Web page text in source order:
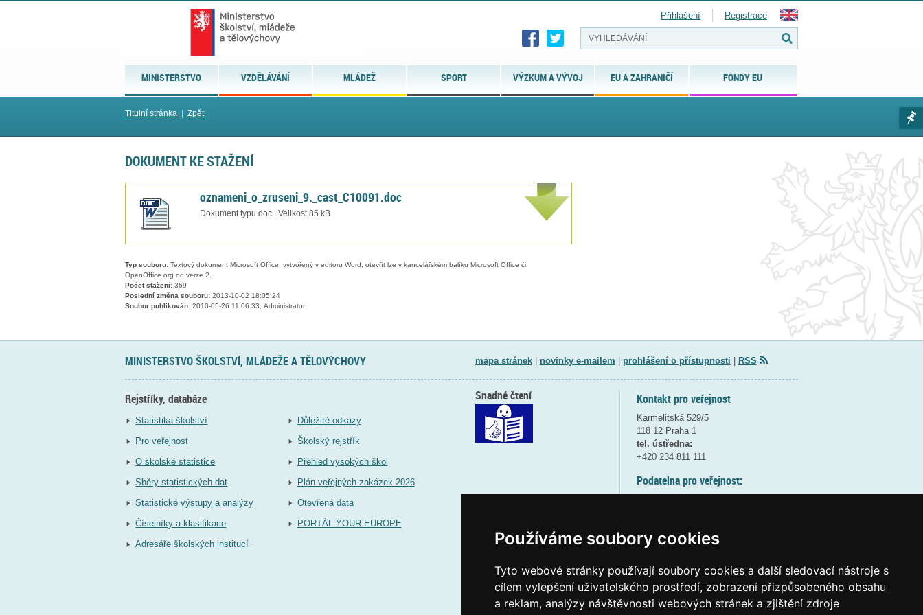
Používáme soubory cookies
Tyto webové stránky používají soubory cookies a další sledovací nástroje s
cílem vylepšení uživatelského prostředí, zobrazení přizpůsobeného obsahu
a reklam, analýzy návštěvnosti webových stránek a zjištění zdroje
MINISTERSTVO VZDĚLÁVÁNÍ MLÁDEŽ SPORT VÝZKUM A VÝVOJ EU A ZAHRANIČÍ FONDY EU
Přihlášení Registrace
Titulní stránka Zpět
DOKUMENT KE STAŽENÍ
oznameni_o_zruseni_9._cast_C10091.doc
Dokument typu doc | Velikost 85 kB
Typ souboru: Textový dokument Microsoft Office, vytvořený v editoru Word, otevřít lze v kancelářském balíku Microsoft Office či
OpenOffice.org od verze 2.
Počet stažení: 369
Poslední změna souboru: 2013-10-02 18:05:24
Soubor publikován: 2010-05-26 11:06:33, Administrator
MINISTERSTVO ŠKOLSTVÍ, MLÁDEŽE A TĚLOVÝCHOVY mapa stránek| novinky e-mailem prohlášení o přístupnosti RSS
Rejstříky, databáze
Statistika školství
Pro veřejnost
O školské statistice
Sběry statistických dat
Statistické výstupy a analýzy
Číselníky a klasifikace
Adresáře školských institucí
Důležité odkazy
Školský rejstřík
Přehled vysokých škol
Plán veřejných zakázek 2026
Otevřená data
PORTÁL YOUR EUROPE
Kontakt pro veřejnost
Karmelitská 529/5
118 12 Praha 1
tel. ústředna:
+420 234 811 111
Podatelna pro veřejnost:
(více informací
Elektronická podatelna:
posta@msmtgov cz
Snadné čtení